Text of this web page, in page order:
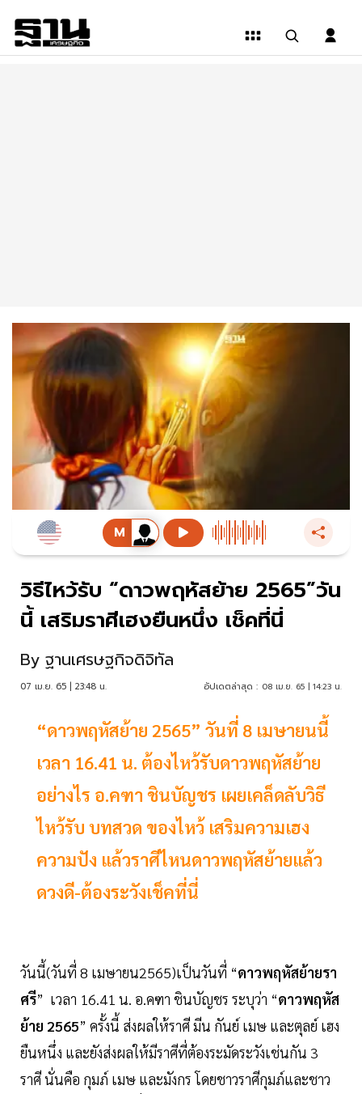
วิธีไหว้รับ “ดาวพฤหัสย้าย 2565”วัน
นี้ เสริมราศีเฮงยืนหนึ่ง เช็คที่นี่
By ฐานเศรษฐกิจดิจิทัล
07 เม.ย. 65 | 23:48 น. อัปเดตล่าสุด : 08 เม.ย. 65 | 14:23 น.
“ดาวพฤหัสย้าย 2565” วันที่ 8 เมษายนนี้
เวลา 16.41 น. ต้องไหว้รับดาวพฤหัสย้าย
อย่างไร อ.คฑา ชินบัญชร เผยเคล็ดลับวิธี
ไหว้รับ บทสวด ของไหว้ เสริมความเฮง
ความปัง แล้วราศีไหนดาวพฤหัสย้ายแล้ว
ดวงดี-ต้องระวังเช็คที่นี่
วันนี้(วันที่ 8 เมษายน2565)เป็นวันที่ “ดาวพฤหัสย้ายรา
ศรี” เวลา 16.41 น. อ.คฑา ชินบัญชร ระบุว่า “ดาวพฤหัส
ย้าย 2565” ครั้งนี้ ส่งผลให้ราศี มีน กันย์ เมษ และตุลย์ เฮง
ยืนหนึ่ง และยังส่งผลให้มีราศีที่ต้องระมัดระวังเช่นกัน 3
ราศี นั่นคือ กุมภ์ เมษ และมังกร โดยชาวราศีกุมภ์และชาว